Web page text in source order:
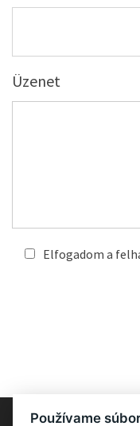
Üzenet
Elfogadom a
Používame